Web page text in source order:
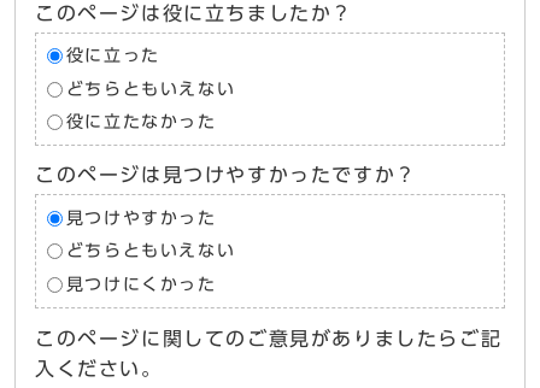
このページは役に立ちましたか？
役に立った
どちらともいえない
役に立たなかった
このページは見つけやすかったですか？
見つけやすかった
どちらともいえない
見つけにくかった
このページに関してのご意見がありましたらご記
入ください。